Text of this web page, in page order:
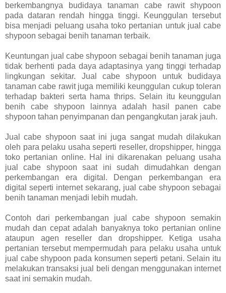
berkembangnya budidaya tanaman cabe rawit shypoon
pada dataran rendah hingga tinggi. Keunggulan tersebut
bisa menjadi peluang usaha toko pertanian untuk jual cabe
shypoon sebagai benih tanaman terbaik.
Keuntungan jual cabe shypoon sebagai benih tanaman juga
tidak berhenti pada daya adaptasinya yang tinggi terhadap
lingkungan sekitar. Jual cabe shypoon untuk budidaya
tanaman cabe rawit juga memiliki keunggulan cukup toleran
terhadap bakteri serta hama thrips. Selain itu keunggulan
benih cabe shypoon lainnya adalah hasil panen cabe
shypoon tahan penyimpanan dan pengangkutan jarak jauh.
Jual cabe shypoon saat ini juga sangat mudah dilakukan
oleh para pelaku usaha seperti reseller, dropshipper, hingga
toko pertanian online. Hal ini dikarenakan peluang usaha
jual cabe shypoon saat ini sudah dimudahkan dengan
perkembangan era digital. Dengan perkembangan era
digital seperti internet sekarang, jual cabe shypoon sebagai
benih tanaman menjadi lebih mudah.
Contoh dari perkembangan jual cabe shypoon semakin
mudah dan cepat adalah banyaknya toko pertanian online
ataupun agen reseller dan dropshipper. Ketiga usaha
pertanian tersebut mempermudah para pelaku usaha untuk
jual cabe shypoon pada konsumen seperti petani. Selain itu
melakukan transaksi jual beli dengan menggunakan internet
saat ini semakin mudah.